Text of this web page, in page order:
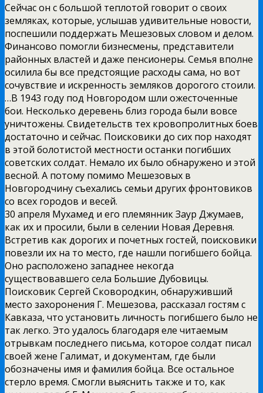
Сейчас он с большой теплотой говорит о своих
земляках, которые, услышав удивительные новости,
поспешили поддержать Мешезовых словом и делом.
Финансово помогли бизнесмены, представители
районных властей и даже пенсионеры. Семья вполне
осилила бы все предстоящие расходы сама, но вот
сочувствие и искренность земляков дорогого стоили.
…В 1943 году под Новгородом шли ожесточенные
бои. Несколько деревень близ города были вовсе
уничтожены. Свидетельств тех кровопролитных боев
достаточно и сейчас. Поисковики до сих пор находят
в этой болотистой местности останки погибших
советских солдат. Немало их было обнаружено и этой
весной. А потому помимо Мешезовых в
Новгородчину съехались семьи других фронтовиков
со всех городов и весей.
30 апреля Мухамед и его племянник Заур Джумаев,
как их и просили, были в селении Новая Деревня.
Встретив как дорогих и почетных гостей, поисковики
повезли их на то место, где нашли погибшего бойца.
Оно расположено западнее некогда
существовавшего села Большие Дубовицы.
Поисковик Сергей Сковородкин, обнаруживший
место захоронения Г. Мешезова, рассказал гостям с
Кавказа, что установить личность погибшего было не
так легко. Это удалось благодаря еле читаемым
отрывкам последнего письма, которое солдат писал
своей жене Галимат, и документам, где были
обозначены имя и фамилия бойца. Все остальное
стерло время. Смогли выяснить также и то, как